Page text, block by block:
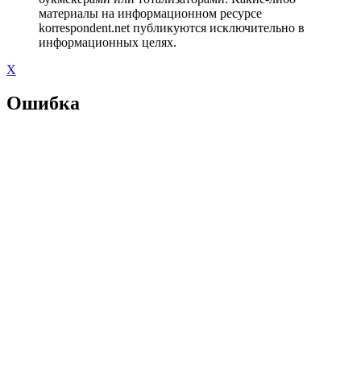
материалы на информационном ресурсе
korrespondent.net публикуются исключительно в
информационных целях.
X
Ошибка